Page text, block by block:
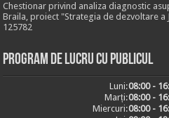
Chestionar privind analiza diagnostic
Braila, proiect "Strategia de dezvoltare a
125782
Program de lucru cu publicul
Luni:08:00 -
Marți:08:00 -
Miercuri:08:00 -